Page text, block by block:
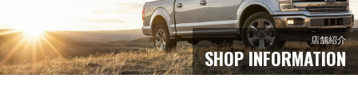
在庫車情報
パーツ情報
メンテナンス
店舗紹介
SHOP INFORMATION